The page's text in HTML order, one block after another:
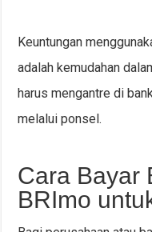
Keuntungan
adalah kemudahan
harus mengantre di
melalui ponsel.
Cara Bayar
BRImo